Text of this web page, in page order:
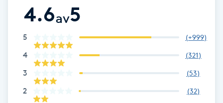
Koppningsmassage
Kosmetisk tatuering
Kostrådgivning
Kroppsinpackning
4.6av5
5 (+999)
4 (321)
3 (53)
2 (32)